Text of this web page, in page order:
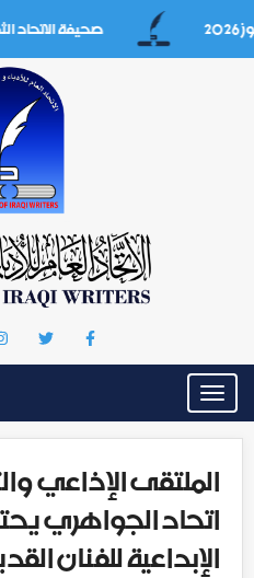
صحيفة الاتحاد الثقافي العدد(104)-
Toggle
navigation
الملتقى الإذاعي
اتحاد الجواهري
الإبداعية للفنان